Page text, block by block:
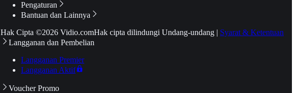
Pengaturan
Bantuan dan Lainnya
Hak Cipta ©2026 Vidio.comHak cipta dilindungi Undang-undang | Syarat & Ketentuan
Langganan dan Pembelian
Langganan Premier
Langganan Aktif
Voucher Promo